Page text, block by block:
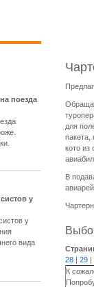
поезда
у
у
вида
для
пакета,
кото из
В
28 | 29 |
К